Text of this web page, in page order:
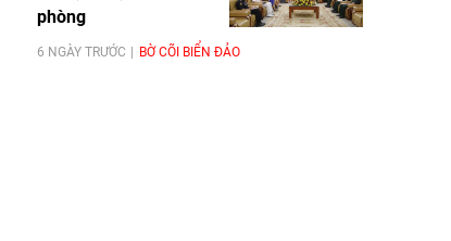
phòng
6 NGÀY TRƯỚC BỜ CÕI BIỂN ĐẢO